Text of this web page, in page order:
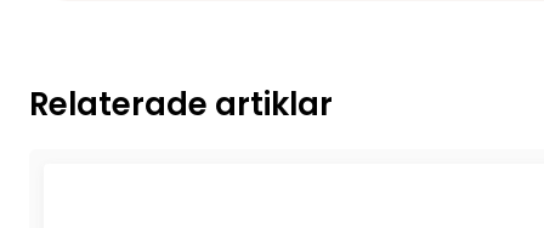
Relaterade artiklar